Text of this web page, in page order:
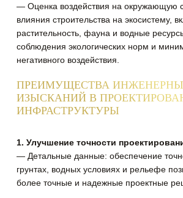
— Оценка воздействия на окружающую
влияния строительства на экосистему,
растительность, фауна и водные
соблюдения экологических норм и
негативного воздействия.
ПРЕИМУЩЕСТВА
ИЗЫСКАНИЙ В
ИНФРАСТРУКТУРЫ
1. Улучшение точности
— Детальные данные: обеспечение
грунтах, водных условиях и рельефе
более точные и надежные проектные